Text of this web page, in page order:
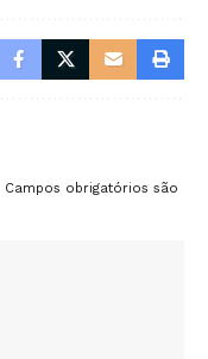
Campos obrigatórios são